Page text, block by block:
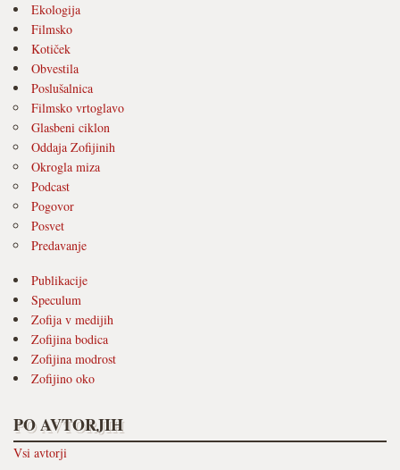
Ekologija
Filmsko
Kotiček
Obvestila
Poslušalnica
Filmsko vrtoglavo
Glasbeni ciklon
Oddaja Zofijinih
Okrogla miza
Podcast
Pogovor
Posvet
Predavanje
Publikacije
Speculum
Zofija v medijih
Zofijina bodica
Zofijina modrost
Zofijino oko
PO AVTORJIH
Vsi avtorji